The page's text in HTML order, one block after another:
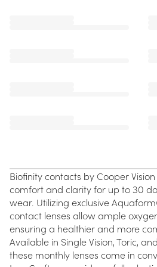
Biofinity contacts by Cooper
comfort and clarity for up to 30
wear. Utilizing exclusive
contact lenses allow ample
ensuring a healthier and more
Available in Single Vision, Toric,
these monthly lenses come in